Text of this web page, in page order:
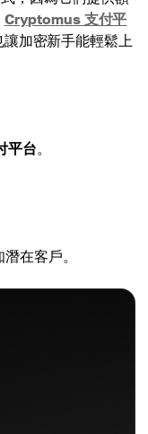
Cryptomus 支付平
加密新手能輕鬆上
平台。
在客戶。